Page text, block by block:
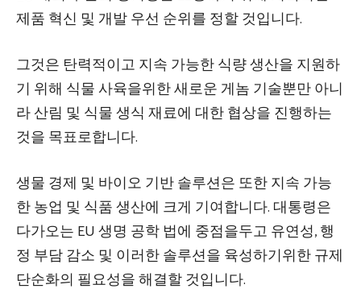
제품 혁신 및 개발 우선 순위를 정할 것입니다.
그것은 탄력적이고 지속 가능한 식량 생산을 지원하
기 위해 식물 사육을위한 새로운 게놈 기술뿐만 아니
라 산림 및 식물 생식 재료에 대한 협상을 진행하는
것을 목표로합니다.
생물 경제 및 바이오 기반 솔루션은 또한 지속 가능
한 농업 및 식품 생산에 크게 기여합니다. 대통령은
다가오는 EU 생명 공학 법에 중점을두고 유연성, 행
정 부담 감소 및 이러한 솔루션을 육성하기위한 규제
단순화의 필요성을 해결할 것입니다.